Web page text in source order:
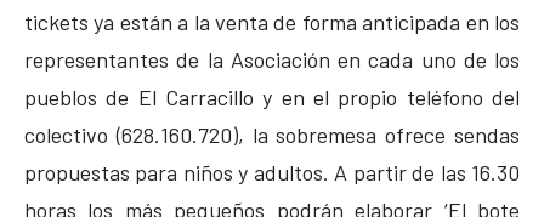
tickets ya están a la venta de forma anticipada en los
representantes de la Asociación en cada uno de los
pueblos de El Carracillo y en el propio teléfono del
colectivo (628.160.720), la sobremesa ofrece sendas
propuestas para niños y adultos. A partir de las 16.30
horas los más pequeños podrán elaborar ‘El bote